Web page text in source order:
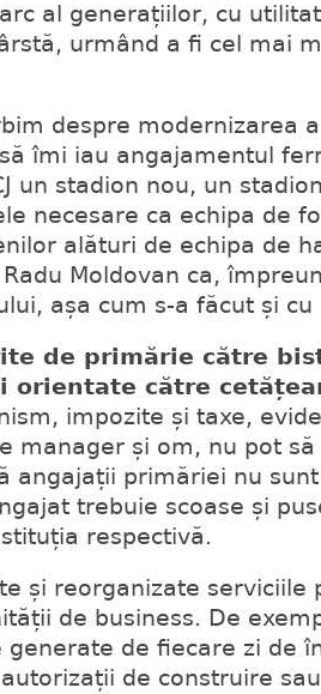
al generațiilor, cu
urmând a fi cel mai
despre modernizarea
îmi iau angajamentul
un stadion nou, un
necesare ca echipa de
alături de echipa de
Moldovan ca,
așa cum s-a făcut și cu
de primărie către
orientate către
impozite și taxe,
manager și om, nu pot
angajații primăriei nu
trebuie scoase și
respectivă.
și reorganizate serviciile
de business. De
generate de fiecare zi de
de construire